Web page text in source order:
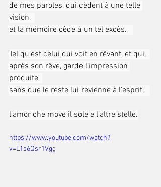
de mes paroles, qui cèdent à une telle
vision,
et la mémoire cède à un tel excès.
Tel qu’est celui qui voit en rêvant, et qui,
après son rêve, garde l’impression
produite
sans que le reste lui revienne à l’esprit,
l’amor che move il sole e l’altre stelle.
https://www.youtube.com/watch?
v=L1s6Qsr1Vgg